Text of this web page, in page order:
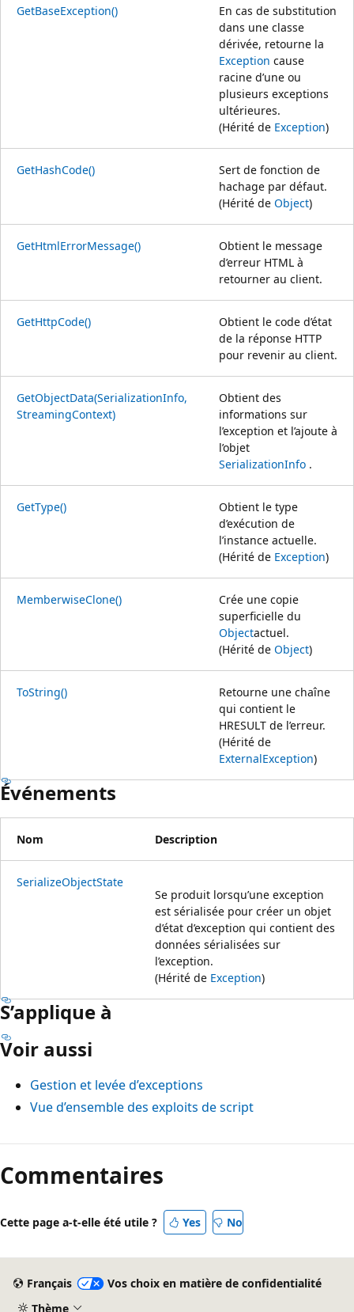
GetBaseException()
En cas de substitution
dans une classe
dérivée, retourne la
Exception cause
racine d’une ou
plusieurs exceptions
ultérieures.
(Hérité de Exception)
GetHashCode()
Sert de fonction de
hachage par défaut.
(Hérité de Object)
GetHtmlErrorMessage()
Obtient le message
d’erreur HTML à
retourner au client.
GetHttpCode()
Obtient le code d’état
de la réponse HTTP
pour revenir au client.
GetObjectData(SerializationInfo,
StreamingContext)
Obtient des
informations sur
l’exception et l’ajoute à
l’objet
SerializationInfo .
GetType()
Obtient le type
d’exécution de
l’instance actuelle.
(Hérité de Exception)
MemberwiseClone()
Crée une copie
superficielle du
Objectactuel.
(Hérité de Object)
ToString()
Retourne une chaîne
qui contient le
HRESULT de l’erreur.
(Hérité de
ExternalException)
Événements
Nom Description
SerializeObjectState
Se produit lorsqu’une exception
est sérialisée pour créer un objet
d’état d’exception qui contient des
données sérialisées sur
l’exception.
(Hérité de Exception)
S’applique à
Voir aussi
Gestion et levée d’exceptions
Vue d’ensemble des exploits de script
Commentaires
Cette page a-t-elle été utile ? Yes No
Français
Vos choix en matière de confidentialité
Thème